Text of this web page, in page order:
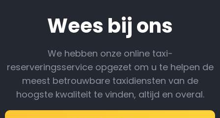
Wees bij ons
We hebben onze online taxi-
reserveringsservice opgezet om u te helpen de
meest betrouwbare taxidiensten van de
hoogste kwaliteit te vinden, altijd en overal.